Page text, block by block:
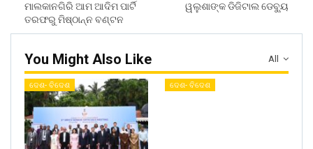
ମାଲକାନଗିରି ଆମ ଆଦିମ ପାର୍ଟି
ତରଫରୁ ମିଷ୍ଠାନ୍ନ ବଣ୍ଟନ
ୱଲୁଶାଙ୍କ ଡିଜିଟାଲ ଡେବୁ୍ୟ
All
You Might Also Like
ଦେଶ- ବିଦେଶ ଦେଶ- ବିଦେଶ